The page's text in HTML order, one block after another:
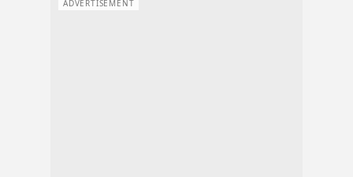
ADVERTISEMENT